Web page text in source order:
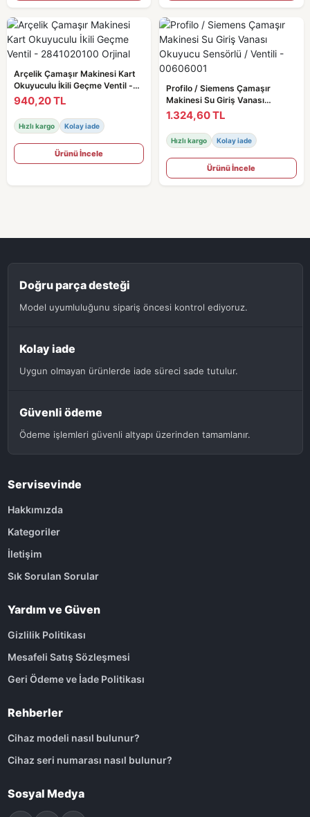
Arçelik Çamaşır Makinesi Kart
Okuyuculu İkili Geçme Ventil -
2841020100 Orjinal
940,20 TL
Hızlı kargo Kolay iade
Ürünü İncele
Profilo / Siemens Çamaşır
Makinesi Su Giriş Vanası
Okuyucu Sensörlü / Ventili -
00606001
1.324,60 TL
Hızlı kargo Kolay iade
Ürünü İncele
Doğru parça desteği
Model uyumluluğunu sipariş öncesi kontrol ediyoruz.
Kolay iade
Uygun olmayan ürünlerde iade süreci sade tutulur.
Güvenli ödeme
Ödeme işlemleri güvenli altyapı üzerinden tamamlanır.
Servisevinde
Hakkımızda
Kategoriler
İletişim
Sık Sorulan Sorular
Yardım ve Güven
Gizlilik Politikası
Mesafeli Satış Sözleşmesi
Geri Ödeme ve İade Politikası
Rehberler
Cihaz modeli nasıl bulunur?
Cihaz seri numarası nasıl bulunur?
Sosyal Medya